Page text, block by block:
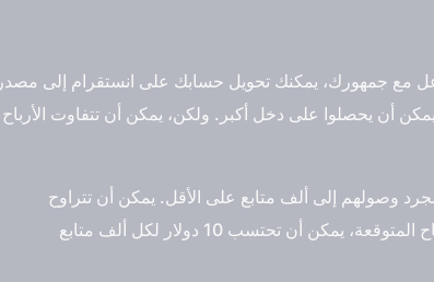
مع جمهورك، يمكنك تحويل حسابك على انستقرام إلى مصدر
أن يحصلوا على دخل أكبر. ولكن، يمكن أن تتفاوت الأرباح
وصولهم إلى ألف متابع على الأقل. يمكن أن تتراوح
الأرباح من عشرات الدولارات إلى آلاف الدولارات شهريا. للحصول على تقدير عن الأرباح المتوقعة، يمكن أن تحتسب 10 دولار لكل ألف متابع